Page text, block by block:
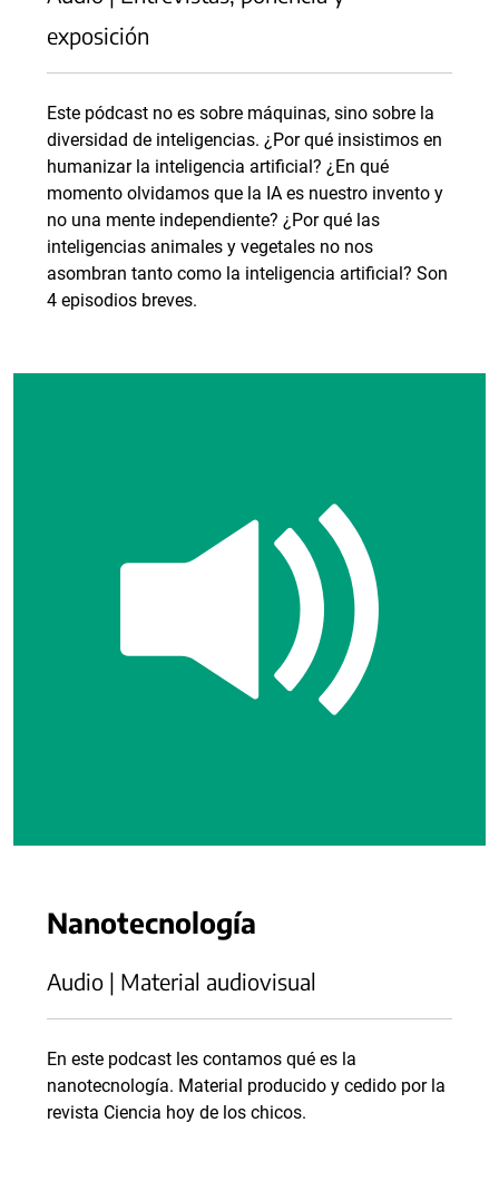
exposición
Este pódcast no es sobre máquinas, sino sobre la
diversidad de inteligencias. ¿Por qué insistimos en
humanizar la inteligencia artificial? ¿En qué
momento olvidamos que la IA es nuestro invento y
no una mente independiente? ¿Por qué las
inteligencias animales y vegetales no nos
asombran tanto como la inteligencia artificial? Son
4 episodios breves.
Nanotecnología
Audio | Material audiovisual
En este podcast les contamos qué es la
nanotecnología. Material producido y cedido por la
revista Ciencia hoy de los chicos.